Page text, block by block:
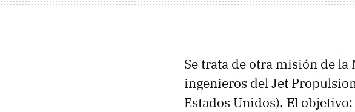
Se trata de otra misión de la
ingenieros del Jet
Estados Unidos). El objetivo: